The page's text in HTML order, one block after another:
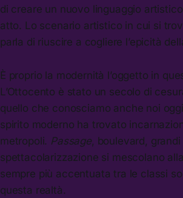
di creare un nuovo linguaggio
atto. Lo scenario artistico in cui si
parla di riuscire a cogliere l’epicità
È proprio la modernità l’oggetto in
L’Ottocento è stato un secolo di
quello che conosciamo anche noi
spirito moderno ha trovato
metropoli. Passage, boulevard,
spettacolarizzazione si mescolano
sempre più accentuata tra le classi
questa realtà.